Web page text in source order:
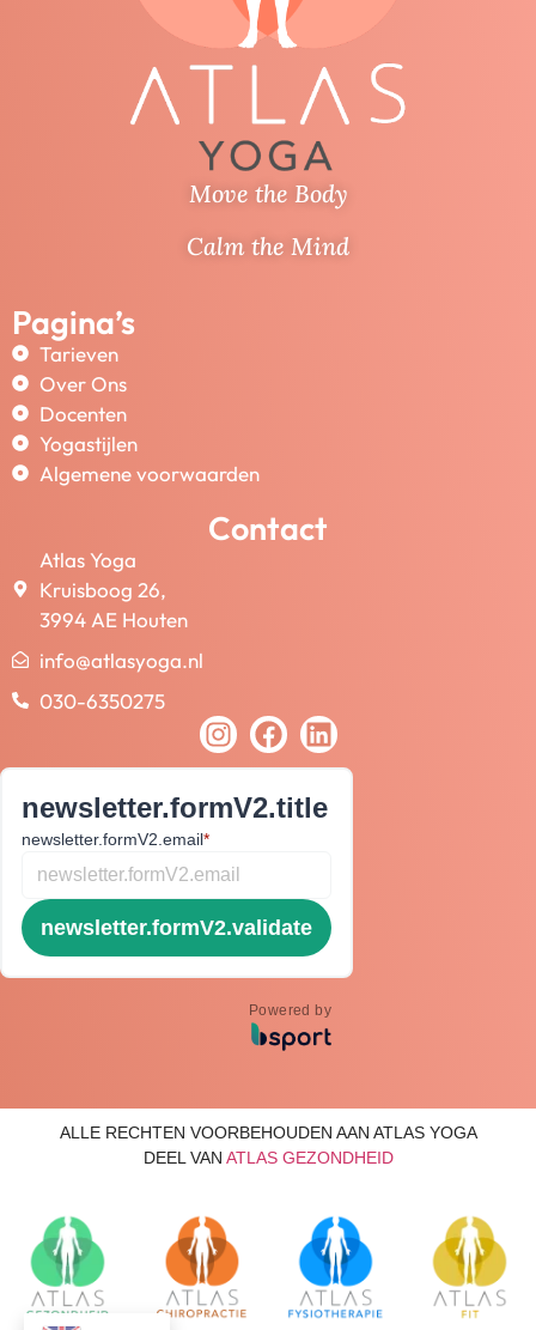
Move the Body
Calm the Mind
Pagina’s
Tarieven
Over Ons
Docenten
Yogastijlen
Algemene voorwaarden
Contact
Atlas Yoga
Kruisboog 26,
3994 AE Houten
info@atlasyoga.nl
030-6350275
newsletter.formV2.title
newsletter.formV2.email*
newsletter.formV2.validate
Powered by
ALLE RECHTEN VOORBEHOUDEN AAN ATLAS YOGA
DEEL VAN ATLAS GEZONDHEID